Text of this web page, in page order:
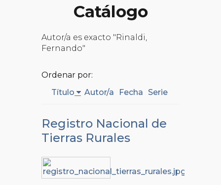
Catálogo
Autor/a es exacto "Rinaldi,
Fernando"
Ordenar por:
Título
Autor/a Fecha Serie
Registro Nacional de
Tierras Rurales